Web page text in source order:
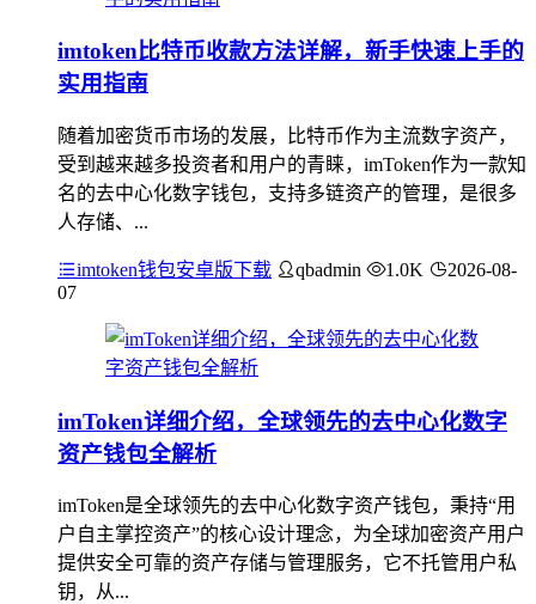
imtoken比特币收款方法详解，新手快速上手的
实用指南
随着加密货币市场的发展，比特币作为主流数字资产，
受到越来越多投资者和用户的青睐，imToken作为一款知
名的去中心化数字钱包，支持多链资产的管理，是很多
人存储、...
imtoken钱包安卓版下载 qbadmin 1.0K
2026-08-
07
imToken详细介绍，全球领先的去中心化数字
资产钱包全解析
imToken是全球领先的去中心化数字资产钱包，秉持“用
户自主掌控资产”的核心设计理念，为全球加密资产用户
提供安全可靠的资产存储与管理服务，它不托管用户私
钥，从...